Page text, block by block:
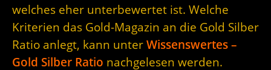
welches eher unterbewertet ist. Welche
Kriterien das Gold-Magazin an die Gold Silber
Ratio anlegt, kann unter Wissenswertes –
Gold Silber Ratio nachgelesen werden.